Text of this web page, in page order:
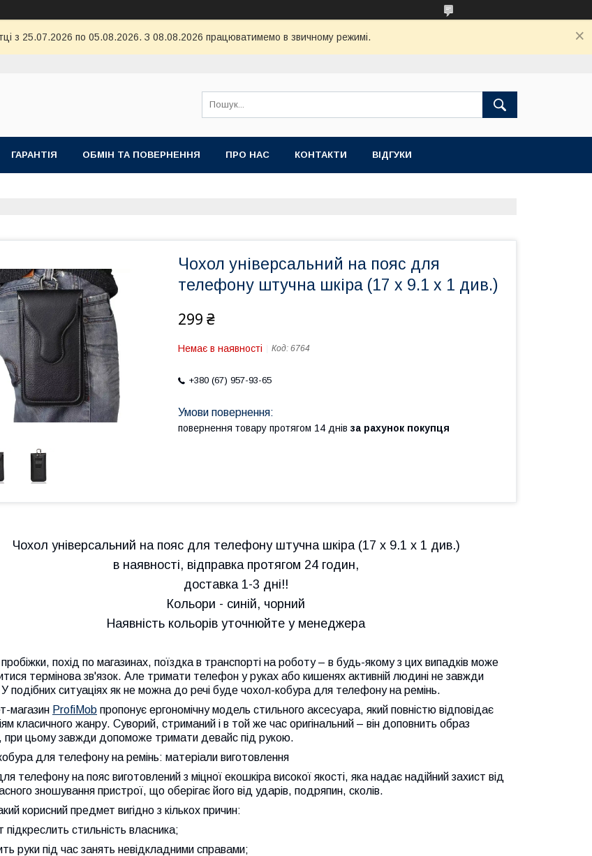
з 25.07.2026 по 05.08.2026. З 08.08.2026 працюватимемо в звичному режимі.
ГАРАНТІЯ ОБМІН ТА ПОВЕРНЕННЯ ПРО НАС КОНТАКТИ ВІДГУКИ
Чохол універсальний на пояс для
телефону штучна шкіра (17 x 9.1 x 1 див.)
299 ₴
Немає в наявності Код: 6764
+380 (67) 957-93-65
повернення товару протягом 14 днів за рахунок покупця
Чохол універсальний на пояс для телефону штучна шкіра (17 x 9.1 x 1 див.)
в наявності, відправка протягом 24 годин,
доставка 1-3 дні!!
Кольори - синій, чорний
Наявність кольорів уточнюйте у менеджера
пробіжки, похід по магазинах, поїздка в транспорті на роботу – в будь-якому з цих випадків може
термінова зв'язок. Але тримати телефон у руках або кишенях активній людині не завжди
подібних ситуаціях як не можна до речі буде чохол-кобура для телефону на ремінь.
магазин ProfiMob пропонує ергономічну модель стильного аксесуара, який повністю відповідає
класичного жанру. Суворий, стриманий і в той же час оригінальний – він доповнить образ
при цьому завжди допоможе тримати девайс під рукою.
для телефону на ремінь: матеріали виготовлення
телефону на пояс виготовлений з міцної екошкіра високої якості, яка надає надійний захист від
зношування пристрої, що оберігає його від ударів, подряпин, сколів.
корисний предмет вигідно з кількох причин:
підкреслить стильність власника;
руки під час занять невідкладними справами;